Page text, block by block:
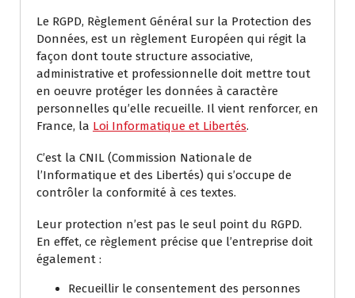
Le RGPD, Règlement Général sur la Protection des
Données, est un règlement Européen qui régit la
façon dont toute structure associative,
administrative et professionnelle doit mettre tout
en oeuvre protéger les données à caractère
personnelles qu’elle recueille. Il vient renforcer, en
France, la Loi Informatique et Libertés.
C’est la CNIL (Commission Nationale de
l’Informatique et des Libertés) qui s’occupe de
contrôler la conformité à ces textes.
Leur protection n’est pas le seul point du RGPD.
En effet, ce règlement précise que l’entreprise doit
également :
Recueillir le consentement des personnes